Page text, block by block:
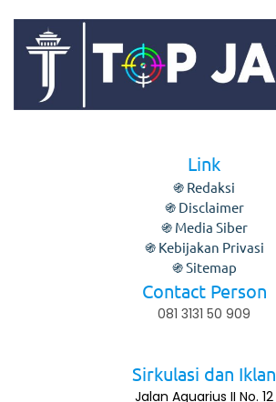
Link
֍ Redaksi
֍ Disclaimer
֍ Media Siber
֍ Kebijakan Privasi
֍ Sitemap
Contact Person
081 3131 50 909
Sirkulasi dan Iklan
Jalan Aquarius II No. 12